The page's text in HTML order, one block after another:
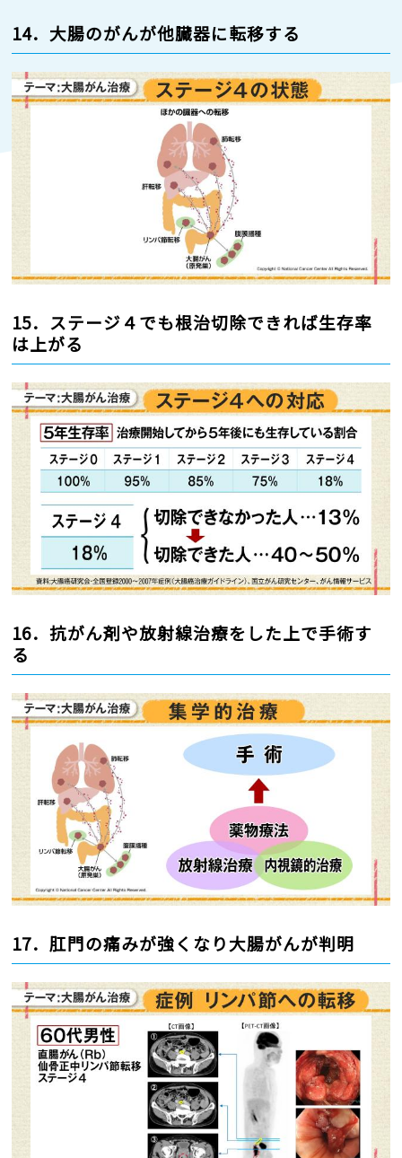
14．大腸のがんが他臓器に転移する
15．ステージ４でも根治切除できれば生存率
は上がる
16．抗がん剤や放射線治療をした上で手術す
る
17．肛門の痛みが強くなり大腸がんが判明